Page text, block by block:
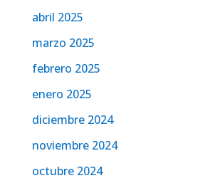
abril 2025
marzo 2025
febrero 2025
enero 2025
diciembre 2024
noviembre 2024
octubre 2024